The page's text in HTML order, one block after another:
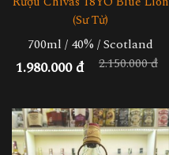
(Sư Tử)
700ml / 40% / Scotland
2.150.000 đ
1.980.000 đ